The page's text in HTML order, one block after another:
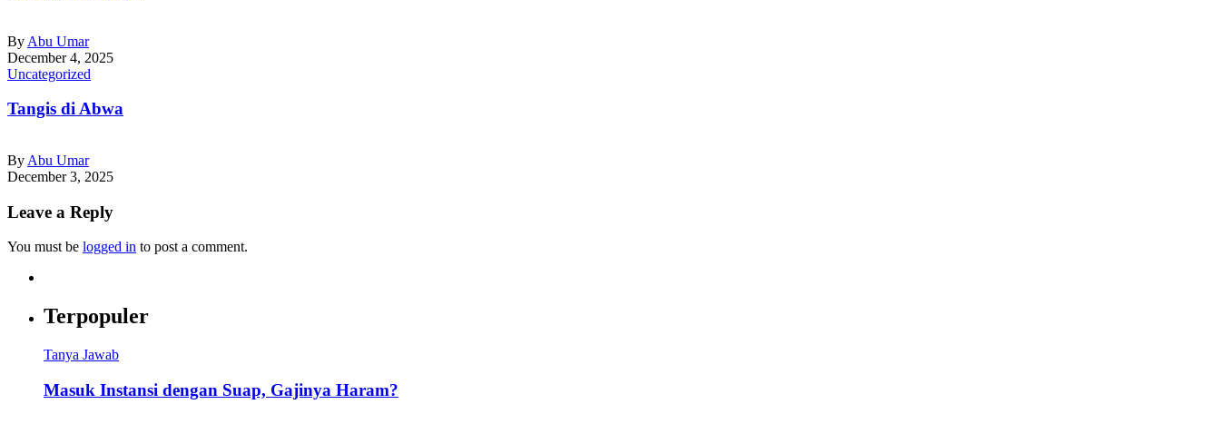
By Abu Umar
December 4, 2025
Uncategorized
Tangis di Abwa
By Abu Umar
December 3, 2025
Leave a Reply
You must be logged in to post a comment.
Terpopuler
Tanya Jawab
Masuk Instansi dengan Suap, Gajinya Haram?